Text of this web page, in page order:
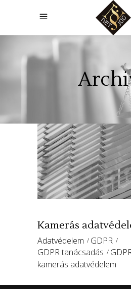
Kamerás
Adatvédelem
GDPR
GDPR tanácsadás
kamerás adatvédelem